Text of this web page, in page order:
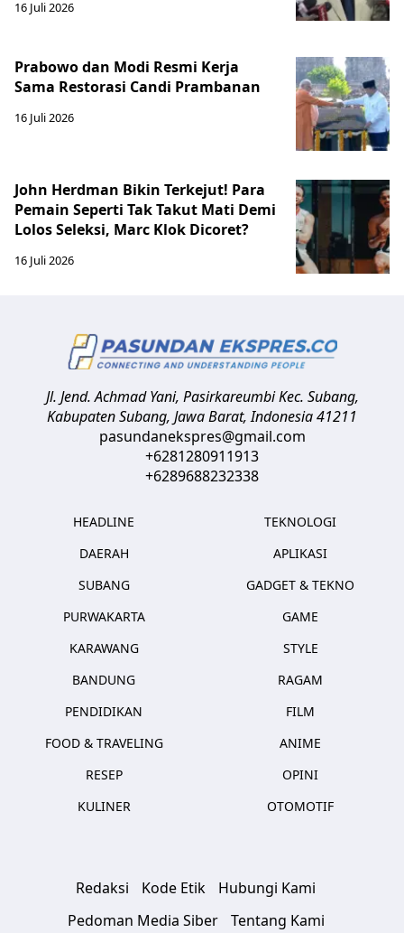
16 Juli 2026
Prabowo dan Modi Resmi Kerja
Sama Restorasi Candi Prambanan
16 Juli 2026
John Herdman Bikin Terkejut! Para
Pemain Seperti Tak Takut Mati Demi
Lolos Seleksi, Marc Klok Dicoret?
16 Juli 2026
Jl. Jend. Achmad Yani, Pasirkareumbi Kec. Subang,
Kabupaten Subang, Jawa Barat,Indonesia41211
pasundanekspres@gmail.com
+6281280911913
+6289688232338
HEADLINE
DAERAH
SUBANG
PURWAKARTA
KARAWANG
BANDUNG
PENDIDIKAN
FOOD & TRAVELING
RESEP
KULINER
TEKNOLOGI
APLIKASI
GADGET & TEKNO
GAME
STYLE
RAGAM
FILM
ANIME
OPINI
OTOMOTIF
Redaksi Kode Etik
Hubungi Kami
Pedoman Media Siber
Tentang Kami